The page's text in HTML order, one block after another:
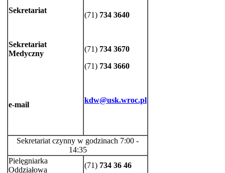
Sekretariat
Sekretariat
Medyczny
e-mail
(71) 734 3640
(71) 734 3670
(71) 734 3660
kdw@usk.wroc.pl
Sekretariat czynny w godzinach 7:00 -
14:35
Pielęgniarka
Oddziałowa
(71) 734 36 46